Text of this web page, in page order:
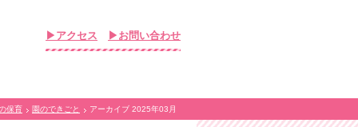
▶アクセス ▶お問い合わせ
保育 園のできごと アーカイブ 2025年03月